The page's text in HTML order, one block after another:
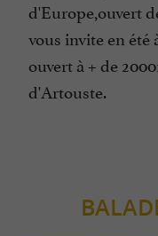
d'Europe,ouvert
vous invite en été
ouvert à + de
d'Artouste.